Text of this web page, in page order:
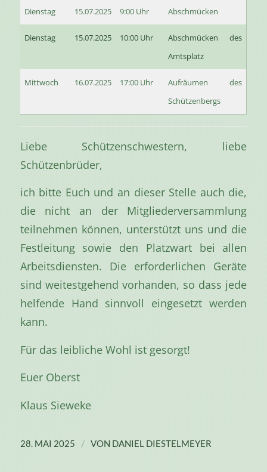
Dienstag 15.07.2025 9:00 Uhr Abschmücken
Dienstag 15.07.2025 10:00 Uhr
Abschmücken des
Amtsplatz
Mittwoch 16.07.2025 17:00 Uhr
Aufräumen des
Schützenbergs
Liebe Schützenschwestern, liebe
Schützenbrüder,
ich bitte Euch und an dieser Stelle auch die,
die nicht an der Mitgliederversammlung
teilnehmen können, unterstützt uns und die
Festleitung sowie den Platzwart bei allen
Arbeitsdiensten. Die erforderlichen Geräte
sind weitestgehend vorhanden, so dass jede
helfende Hand sinnvoll eingesetzt werden
kann.
Für das leibliche Wohl ist gesorgt!
Euer Oberst
Klaus Sieweke
28. MAI 2025 / VON DANIEL DIESTELMEYER